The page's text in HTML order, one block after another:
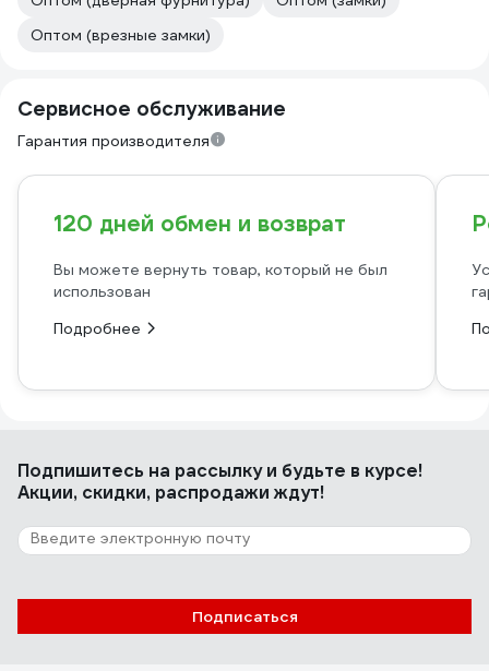
Оптом (врезные замки)
Сервисное обслуживание
Гарантия производителя
120 дней обмен и возврат
Вы можете вернуть товар, который не был
использован
Подробнее
Подпишитесь на рассылкуи будьте в курсе!
Акции, скидки, распродажи ждут!
Подписаться